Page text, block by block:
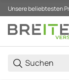
Unsere beliebtesten